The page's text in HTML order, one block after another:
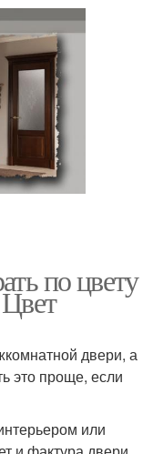
по цвету
двери, а
это проще, если
или